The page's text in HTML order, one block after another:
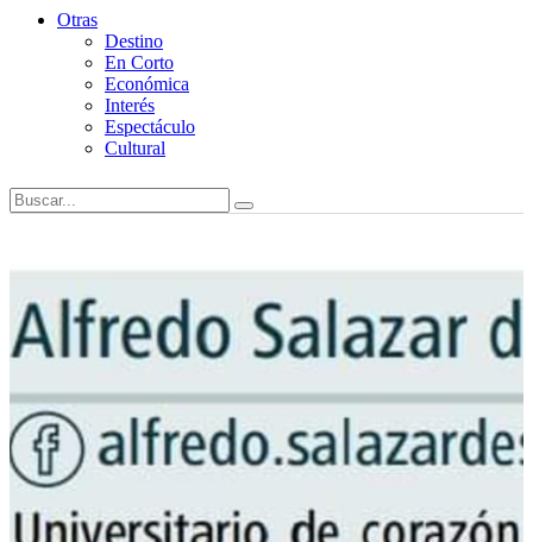
Otras
Destino
En Corto
Económica
Interés
Espectáculo
Cultural